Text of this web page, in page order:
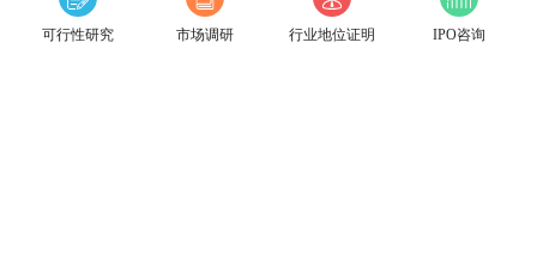
可行性研究 市场调研 行业地位证明 IPO咨询